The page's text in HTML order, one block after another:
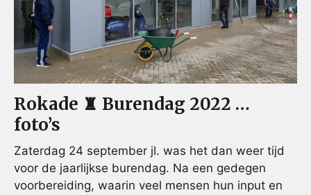
Rokade ♜ Burendag 2022 …
foto’s
Zaterdag 24 september jl. was het dan weer tijd
voor de jaarlijkse burendag. Na een gedegen
voorbereiding, waarin veel mensen hun input en